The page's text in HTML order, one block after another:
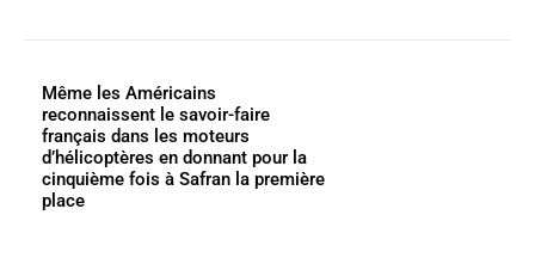
Même les Américains
reconnaissent le savoir-faire
français dans les moteurs
d’hélicoptères en donnant pour la
cinquième fois à Safran la première
place